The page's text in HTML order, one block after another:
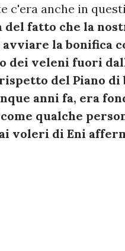
c'era anche in
del fatto che la
la bonifica
dei veleni fuori
del Piano di
anni fa, era
qualche
voleri di Eni